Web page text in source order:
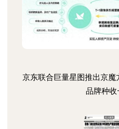
京东联合巨量星图推出京魔
品牌种收